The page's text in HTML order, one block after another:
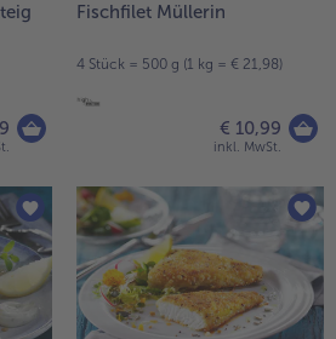
Fischfilet Müllerin
4 Stück = 500 g (1 kg = € 21,98)
€ 10,99
inkl. MwSt.